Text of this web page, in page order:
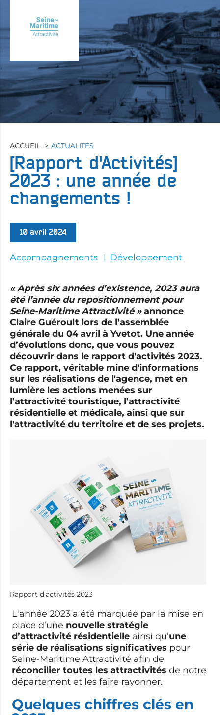
contenu
principal
ACCUEIL ACTUALITÉS
[Rapport d'Activités]
2023 : une année de
changements !
10 avril 2024
Accompagnements Développement
« Après six années d’existence, 2023 aura
été l’année du repositionnement pour
Seine-Maritime Attractivité »annonce
Claire Guéroult lors de l’assemblée
générale du 04 avril à Yvetot. Une année
d’évolutions donc, que vous pouvez
découvrir dans le rapport d'activités 2023.
Ce rapport, véritable mine d'informations
sur les réalisations de l'agence, met en
lumière les actions menées sur
l’attractivité touristique, l’attractivité
résidentielle et médicale, ainsi que sur
l'attractivité du territoire et de ses projets.
Rapport d'activités 2023
L'année 2023 a été marquée par la mise en
place d’une nouvelle stratégie
d’attractivité résidentielle ainsi qu’une
série de réalisations significatives pour
Seine-Maritime Attractivité afin de
réconcilier toutes les attractivités de notre
département et les faire rayonner.
Quelques chiffres clés en